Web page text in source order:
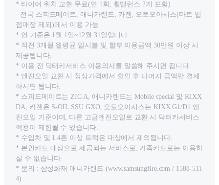
* 타이어 위치 교환 무료(연 1회, 휠밸런스 2개 포함)
- 전국 스피드메이트, 애니카랜드, 카젠, 오토오아시스(마트 입
점매장 제외)에서 이용 가능
* 연 기준은 1월 1일~12월 31일입니다.
* 직전 3개월 월평균 일시불 및 할부 이용금액 30만원 이상 시
제공됩니다.
* 이용 전 닥터카서비스 이용의사를 말씀해 주시면 됩니다.
* 엔진오일 교환 시 정상가격에서 할인 후 나머지 금액만 결제
하시면 됩니다.
* 스피드메이트는 ZIC A, 애니카랜드는 Mobile special 및 KIXX
DA, 카젠은 S-OIL SSU GXO, 오토오아시스는 KIXX G1/D1 엔
진오일 기준이며, 다른 고급엔진오일로 교환 시 닥터카서비스
적용이 제한될 수 있습니다.
* 수입차 및 1.4톤 이상 트럭은 대상에서 제외됩니다.
* 본인카드 대상으로 제공되는 서비스로, 가족카드로는 이용하
실 수 없습니다.
* 문의 : 삼성화재 애니카랜드 (www.samsungfire.com / 1588-511
4)